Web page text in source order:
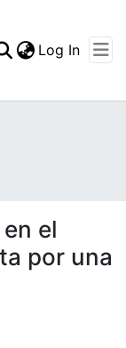
Log In
el
por una